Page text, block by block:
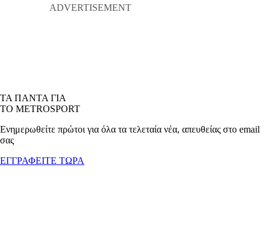
ΤΑ ΠΑΝΤΑ ΓΙΑ
ΤΟ METROSPORT
Ενημερωθείτε πρώτοι για όλα τα τελεταία νέα, απευθείας στο email
σας
ΕΓΓΡΑΦΕΙΤΕ ΤΩΡΑ